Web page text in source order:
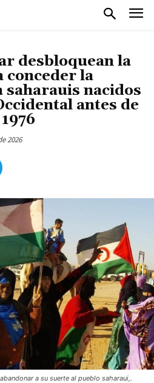
desbloquean la
conceder la
saharauis nacidos
antes de
1976
2026
a su suerte al pueblo saharaui,.